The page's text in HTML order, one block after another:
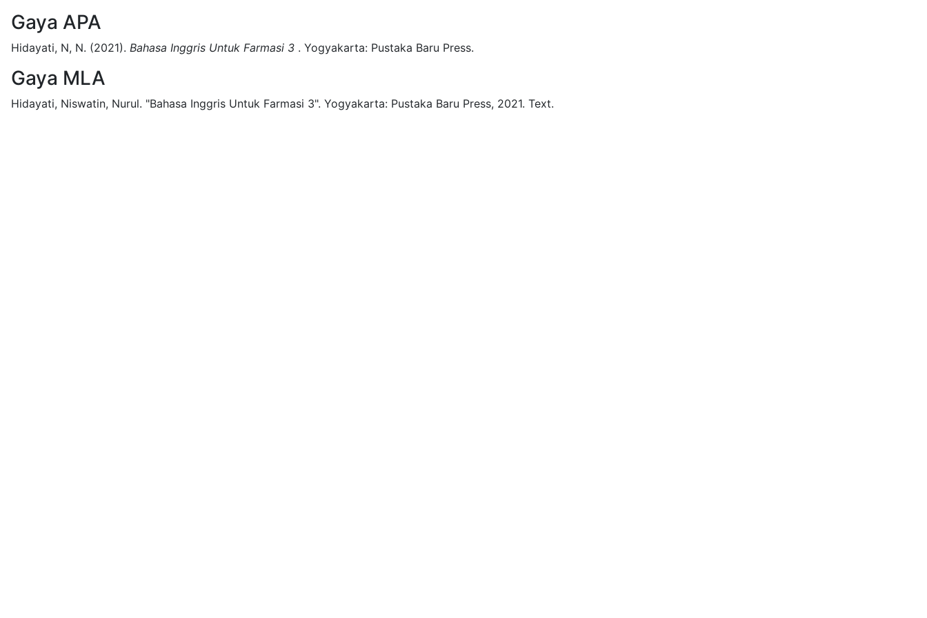
Gaya APA
Hidayati, N, N. (2021). Bahasa Inggris Untuk Farmasi 3 . Yogyakarta: Pustaka Baru Press.
Gaya MLA
Hidayati, Niswatin, Nurul. "Bahasa Inggris Untuk Farmasi 3". Yogyakarta: Pustaka Baru Press, 2021. Text.